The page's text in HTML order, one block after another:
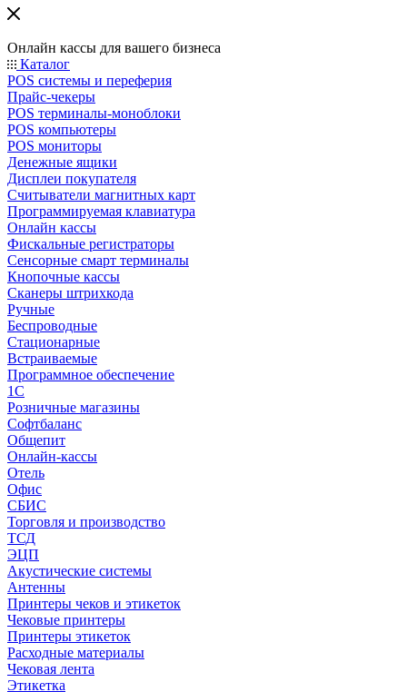
Онлайн кассы для вашего бизнеса
Каталог
POS системы и переферия
Прайс-чекеры
POS терминалы-моноблоки
POS компьютеры
POS мониторы
Денежные ящики
Дисплеи покупателя
Считыватели магнитных карт
Программируемая клавиатура
Онлайн кассы
Фискальные регистраторы
Сенсорные смарт терминалы
Кнопочные кассы
Сканеры штрихкода
Ручные
Беспроводные
Стационарные
Встраиваемые
Программное обеспечение
1С
Розничные магазины
Софтбаланс
Общепит
Онлайн-кассы
Отель
Офис
СБИС
Торговля и производство
ТСД
ЭЦП
Акустические системы
Антенны
Принтеры чеков и этикеток
Чековые принтеры
Принтеры этикеток
Расходные материалы
Чековая лента
Этикетка